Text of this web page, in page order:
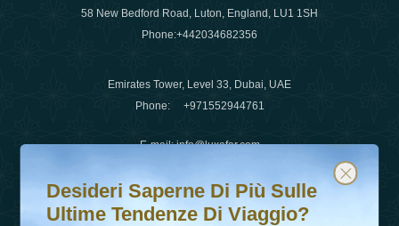
58 New Bedford Road, Luton, England, LU1 1SH
Phone:+442034682356
Emirates Tower, Level 33, Dubai, UAE
Phone: +971552944761
E-mail:info@luxafar.com
WhatsApp No
+442034682356
Desideri saperne di più sulle ultime tendenze di viaggio?
Iscriviti alla nostra newsletter e rimani aggiornato
Desideri Saperne Di Più Sulle
Ultime Tendenze Di Viaggio?